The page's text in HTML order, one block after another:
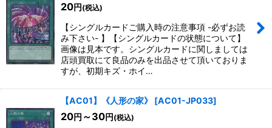
20円 (税込)
【シングルカードご購入時の注意事項 -必ずお読
み下さい- 】【シングルカードの状態について】
画像は見本です。シングルカードに関しましては
店頭買取にて良品のみを出品させて頂いておりま
すが、初期キズ・ホイ…
【AC01】《人形の家》 [AC01-JP033]
20円 ～30円 (税込)